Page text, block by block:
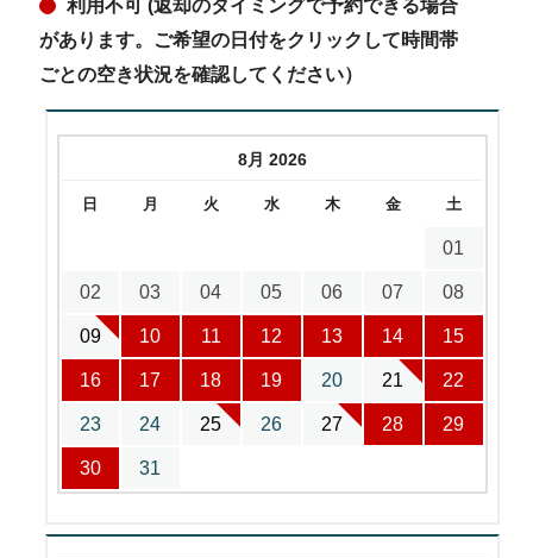
利用不可 (返却のタイミングで予約できる場合
があります。ご希望の日付をクリックして時間帯
ごとの空き状況を確認してください）
8月 2026
日 月 火 水 木 金 土
01
02 03 04 05 06 07 08
09 10 11 12 13 14 15
16 17 18 19 20 21 22
23 24 25 26 27 28 29
30 31